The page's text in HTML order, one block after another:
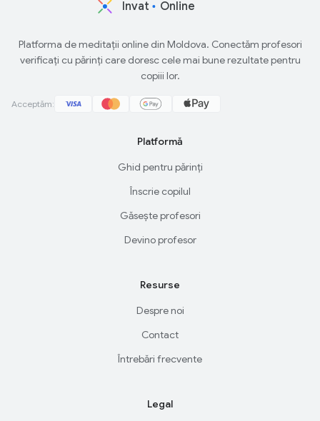
Invat Online
Platforma de meditații online din Moldova. Conectăm profesori
verificați cu părinți care doresc cele mai bune rezultate pentru
copiii lor.
Acceptăm:
Platformă
Ghid pentru părinți
Înscrie copilul
Găsește profesori
Devino profesor
Resurse
Despre noi
Contact
Întrebări frecvente
Legal